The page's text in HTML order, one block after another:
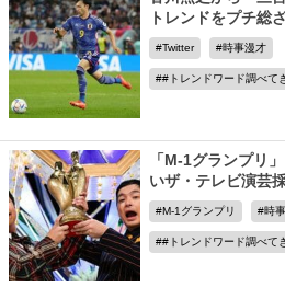
トレンドをプチ総
Twitter 時事漫才
#トレンドワード調べて
「M-1グランプリ
いザ・テレビ演芸
M-1グランプリ 時
#トレンドワード調べて